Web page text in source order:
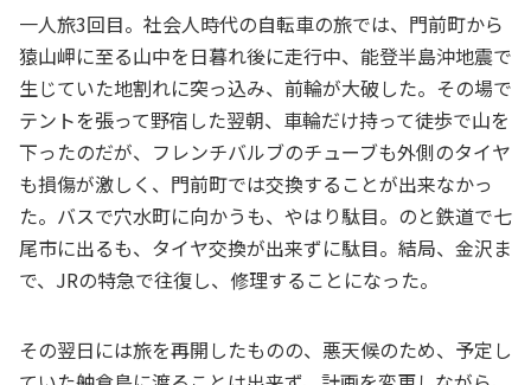
一人旅3回目。社会人時代の自転車の旅では、門前町から
猿山岬に至る山中を日暮れ後に走行中、能登半島沖地震で
生じていた地割れに突っ込み、前輪が大破した。その場で
テントを張って野宿した翌朝、車輪だけ持って徒歩で山を
下ったのだが、フレンチバルブのチューブも外側のタイヤ
も損傷が激しく、門前町では交換することが出来なかっ
た。バスで穴水町に向かうも、やはり駄目。のと鉄道で七
尾市に出るも、タイヤ交換が出来ずに駄目。結局、金沢ま
で、JRの特急で往復し、修理することになった。
その翌日には旅を再開したものの、悪天候のため、予定し